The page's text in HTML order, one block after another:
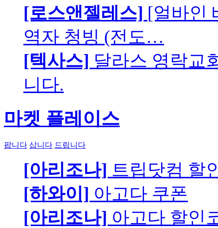
[로스앤젤레스] [얼바인
역자 청빙 (전도…
[텍사스] 달라스 영락교
니다.
마켓 플레이스
팝니다 삽니다 드립니다
[아리조나] 트립닷컴 할
[하와이] 아고다 쿠폰
[아리조나] 아고다 할인